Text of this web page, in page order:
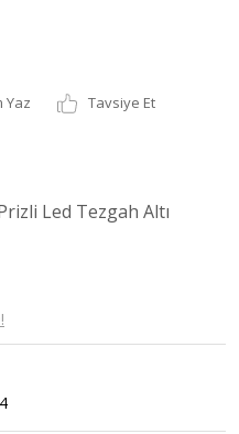
Yaz
Tavsiye Et
Led Tezgah Altı